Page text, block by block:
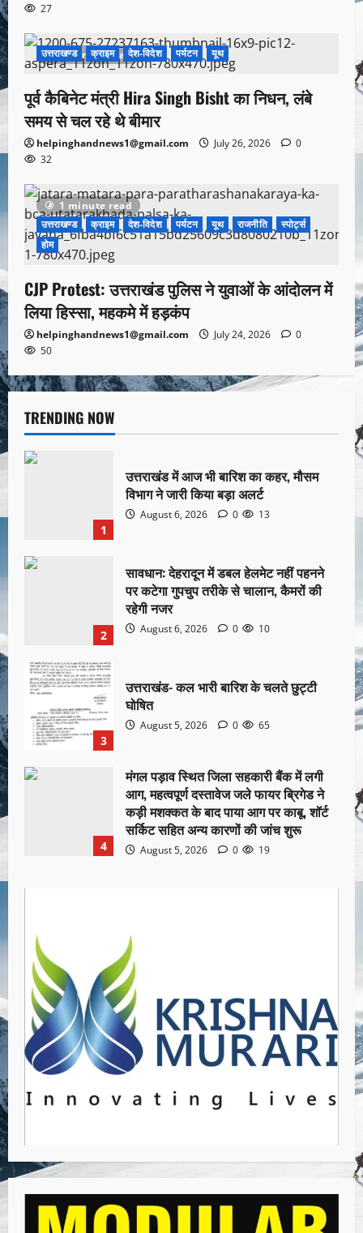
27
1 minute read
उत्तराखण्ड क्राइम देश-विदेश पर्यटन यूथ
पूर्व कैबिनेट मंत्री Hira Singh Bisht का निधन, लंबे
समय से चल रहे थे बीमार
helpinghandnews1@gmail.com July 26, 2026
0
32
1 minute read
उत्तराखण्ड
क्राइम देश-विदेश पर्यटन यूथ राजनीति
स्पोर्ट्स
होम
CJP Protest: उत्तराखंड पुलिस ने युवाओं के आंदोलन में
लिया हिस्सा, महकमे में हड़कंप
helpinghandnews1@gmail.com July 24, 2026
0
50
TRENDING NOW
1
उत्तराखंड में आज भी बारिश का कहर, मौसम
विभाग ने जारी किया बड़ा अलर्ट
August 6, 2026 0 13
2
सावधान: देहरादून में डबल हेलमेट नहीं पहनने
पर कटेगा गुपचुप तरीके से चालान, कैमरों की
रहेगी नजर
August 6, 2026 0 10
3
उत्तराखंड- कल भारी बारिश के चलते छुट्टी
घोषित
August 5, 2026 0 65
4
मंगल पड़ाव स्थित जिला सहकारी बैंक में लगी
आग, महत्वपूर्ण दस्तावेज जले फायर ब्रिगेड ने
कड़ी मशक्कत के बाद पाया आग पर काबू, शॉर्ट
सर्किट सहित अन्य कारणों की जांच शुरू
August 5, 2026 0 19